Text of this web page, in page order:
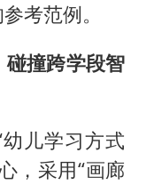
考范例。
撞跨学段智
儿学习方式
，采用“画廊